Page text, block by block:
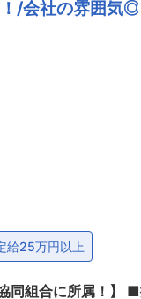
/会社の雰囲気◎
給25万円以上
背景 当社は水道工事